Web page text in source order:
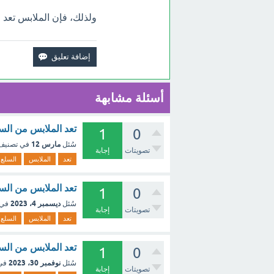
ولذلك، فإن الملابس تعد
أسئلة مشابهة
0
تصويتات
1
إجابة
تعد الملابس من
سُئل مارس 12 في
تعد الملابس السلع
0
تصويتات
1
إجابة
تعد الملابس من
سُئل ديسمبر 4، 2023
تعد الملابس السلع
0
تصويتات
1
إجابة
تعد الملابس من
سُئل نوفمبر 30، 2023